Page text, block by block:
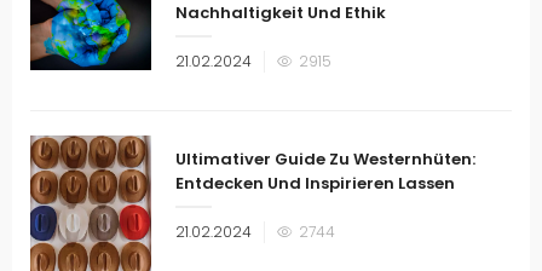
Nachhaltigkeit Und Ethik
Veröffentlicht
21.02.2024 2915
Ultimativer Guide Zu Westernhüten:
Entdecken Und Inspirieren Lassen
Veröffentlicht
21.02.2024 2744